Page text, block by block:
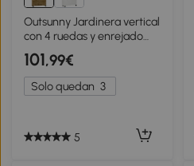
Outsunny Jardinera vertical
con 4 ruedas y enrejado
para plantas trepadoras en
madera, 76x30x155 cm,
Color madera
101,99€
Solo quedan 3
5